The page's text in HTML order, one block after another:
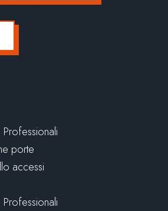
Professionali
porte
accessi
Professionali